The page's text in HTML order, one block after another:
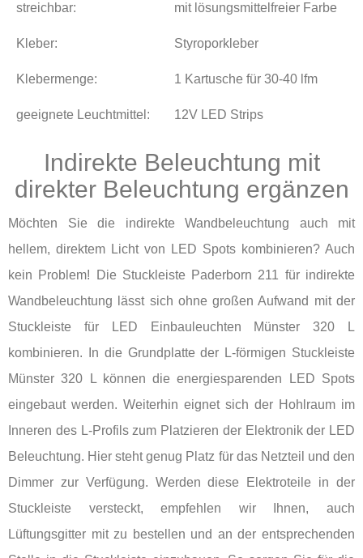
streichbar: mit lösungsmittelfreier Farbe
Kleber: Styroporkleber
Klebermenge: 1 Kartusche für 30-40 lfm
geeignete Leuchtmittel: 12V LED Strips
Indirekte Beleuchtung mit
direkter Beleuchtung ergänzen
Möchten Sie die indirekte Wandbeleuchtung auch mit
hellem, direktem Licht von LED Spots kombinieren? Auch
kein Problem! Die Stuckleiste Paderborn 211 für indirekte
Wandbeleuchtung lässt sich ohne großen Aufwand mit der
Stuckleiste für LED Einbauleuchten Münster 320 L
kombinieren. In die Grundplatte der L-förmigen Stuckleiste
Münster 320 L können die energiesparenden LED Spots
eingebaut werden. Weiterhin eignet sich der Hohlraum im
Inneren des L-Profils zum Platzieren der Elektronik der LED
Beleuchtung. Hier steht genug Platz für das Netzteil und den
Dimmer zur Verfügung. Werden diese Elektroteile in der
Stuckleiste versteckt, empfehlen wir Ihnen, auch
Lüftungsgitter mit zu bestellen und an der entsprechenden